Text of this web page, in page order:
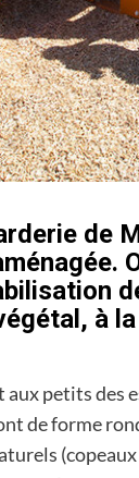
de
à
petits des
de forme